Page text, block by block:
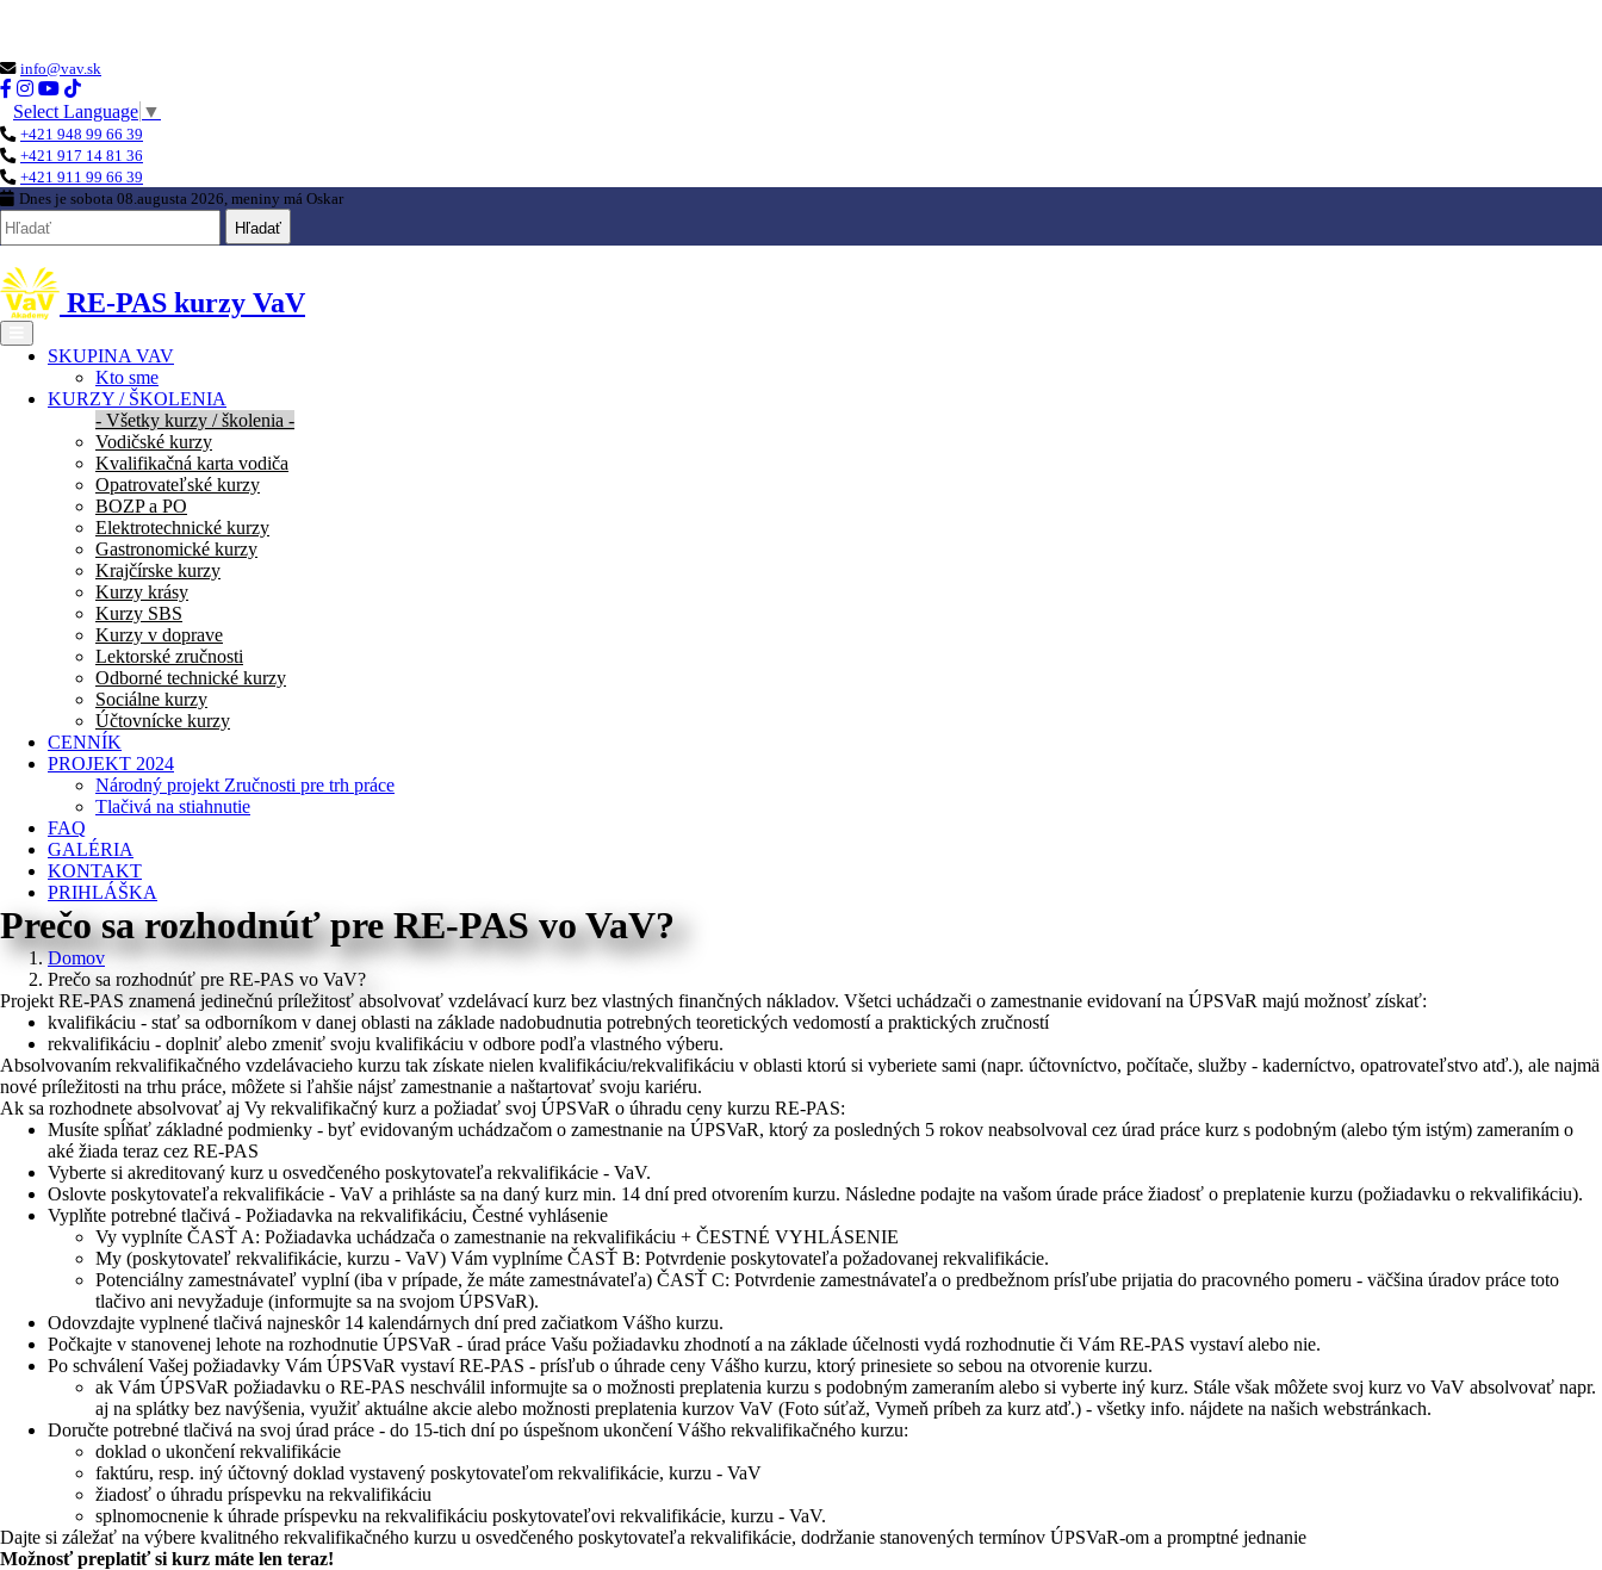
info@vav.sk
Select Language ▼
+421 948 99 66 39
+421 917 14 81 36
+421 911 99 66 39
Dnes je sobota 08.augusta 2026, meniny má Oskar
Hľadať
RE-PAS kurzy VaV
SKUPINA VAV
Kto sme
KURZY / ŠKOLENIA
- Všetky kurzy / školenia -
Vodičské kurzy
Kvalifikačná karta vodiča
Opatrovateľské kurzy
BOZP a PO
Elektrotechnické kurzy
Gastronomické kurzy
Krajčírske kurzy
Kurzy krásy
Kurzy SBS
Kurzy v doprave
Lektorské zručnosti
Odborné technické kurzy
Sociálne kurzy
Účtovnícke kurzy
CENNÍK
PROJEKT 2024
Národný projekt Zručnosti pre trh práce
Tlačivá na stiahnutie
FAQ
GALÉRIA
KONTAKT
PRIHLÁŠKA
Prečo sa rozhodnúť pre RE-PAS vo VaV?
Domov
Prečo sa rozhodnúť pre RE-PAS vo VaV?
Projekt RE-PAS znamená jedinečnú príležitosť absolvovať vzdelávací kurz bez vlastných finančných nákladov. Všetci uchádzači o zamestnanie evidovaní na ÚPSVaR majú možnosť získať:
kvalifikáciu - stať sa odborníkom v danej oblasti na základe nadobudnutia potrebných teoretických vedomostí a praktických zručností
rekvalifikáciu - doplniť alebo zmeniť svoju kvalifikáciu v odbore podľa vlastného výberu.
Absolvovaním rekvalifikačného vzdelávacieho kurzu tak získate nielen kvalifikáciu/rekvalifikáciu v oblasti ktorú si vyberiete sami (napr. účtovníctvo, počítače, služby - kaderníctvo, opatrovateľstvo atď.), ale najmä
nové príležitosti na trhu práce, môžete si ľahšie nájsť zamestnanie a naštartovať svoju kariéru.
Ak sa rozhodnete absolvovať aj Vy rekvalifikačný kurz a požiadať svoj ÚPSVaR o úhradu ceny kurzu RE-PAS:
Musíte spĺňať základné podmienky - byť evidovaným uchádzačom o zamestnanie na ÚPSVaR, ktorý za posledných 5 rokov neabsolvoval cez úrad práce kurz s podobným (alebo tým istým) zameraním o
aké žiada teraz cez RE-PAS
Vyberte si akreditovaný kurz u osvedčeného poskytovateľa rekvalifikácie - VaV.
Oslovte poskytovateľa rekvalifikácie - VaV a prihláste sa na daný kurz min. 14 dní pred otvorením kurzu. Následne podajte na vašom úrade práce žiadosť o preplatenie kurzu (požiadavku o rekvalifikáciu).
Vyplňte potrebné tlačivá - Požiadavka na rekvalifikáciu, Čestné vyhlásenie
Vy vyplníte ČASŤ A: Požiadavka uchádzača o zamestnanie na rekvalifikáciu + ČESTNÉ VYHLÁSENIE
My (poskytovateľ rekvalifikácie, kurzu - VaV) Vám vyplníme ČASŤ B: Potvrdenie poskytovateľa požadovanej rekvalifikácie.
Potenciálny zamestnávateľ vyplní (iba v prípade, že máte zamestnávateľa) ČASŤ C: Potvrdenie zamestnávateľa o predbežnom prísľube prijatia do pracovného pomeru - väčšina úradov práce toto
tlačivo ani nevyžaduje (informujte sa na svojom ÚPSVaR).
Odovzdajte vyplnené tlačivá najneskôr 14 kalendárnych dní pred začiatkom Vášho kurzu.
Počkajte v stanovenej lehote na rozhodnutie ÚPSVaR - úrad práce Vašu požiadavku zhodnotí a na základe účelnosti vydá rozhodnutie či Vám RE-PAS vystaví alebo nie.
Po schválení Vašej požiadavky Vám ÚPSVaR vystaví RE-PAS - prísľub o úhrade ceny Vášho kurzu, ktorý prinesiete so sebou na otvorenie kurzu.
ak Vám ÚPSVaR požiadavku o RE-PAS neschválil informujte sa o možnosti preplatenia kurzu s podobným zameraním alebo si vyberte iný kurz. Stále však môžete svoj kurz vo VaV absolvovať napr.
aj na splátky bez navýšenia, využiť aktuálne akcie alebo možnosti preplatenia kurzov VaV (Foto súťaž, Vymeň príbeh za kurz atď.) - všetky info. nájdete na našich webstránkach.
Doručte potrebné tlačivá na svoj úrad práce - do 15-tich dní po úspešnom ukončení Vášho rekvalifikačného kurzu:
doklad o ukončení rekvalifikácie
faktúru, resp. iný účtovný doklad vystavený poskytovateľom rekvalifikácie, kurzu - VaV
žiadosť o úhradu príspevku na rekvalifikáciu
splnomocnenie k úhrade príspevku na rekvalifikáciu poskytovateľovi rekvalifikácie, kurzu - VaV.
Dajte si záležať na výbere kvalitného rekvalifikačného kurzu u osvedčeného poskytovateľa rekvalifikácie, dodržanie stanovených termínov ÚPSVaR-om a promptné jednanie
Možnosť preplatiť si kurz máte len teraz!